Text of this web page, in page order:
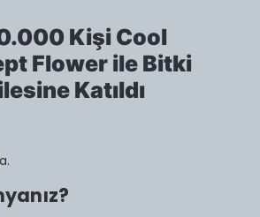
Kişi Cool
Flower ile Bitki
Katıldı